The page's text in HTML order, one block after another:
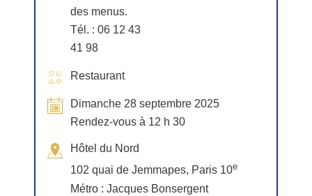
des menus.
Tél. : 06 12 43
41 98
Restaurant
Dimanche 28 septembre 2025
Rendez-vous à 12 h 30
Hôtel du Nord
102 quai de Jemmapes, Paris 10e
Métro : Jacques Bonsergent